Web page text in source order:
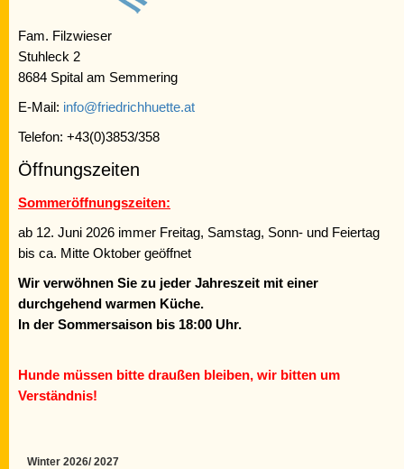
Fam. Filzwieser
Stuhleck 2
8684 Spital am Semmering
E-Mail: info@friedrichhuette.at
Telefon: +43(0)3853/358
Öffnungszeiten
Sommeröffnungszeiten:
ab 12. Juni 2026 immer Freitag, Samstag, Sonn- und Feiertag
bis ca. Mitte Oktober geöffnet
Wir verwöhnen Sie zu jeder Jahreszeit mit einer
durchgehend warmen Küche.
In der Sommersaison bis 18:00 Uhr.
Hunde müssen bitte draußen bleiben, wir bitten um
Verständnis!
Winter 2026/ 2027